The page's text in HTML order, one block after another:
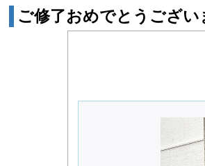
ご修了おめでとうござい